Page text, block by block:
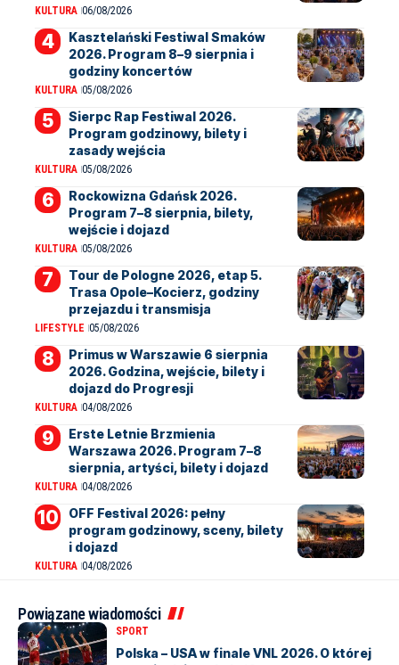
KULTURA 06/08/2026
Kasztelański Festiwal Smaków
2026. Program 8–9 sierpnia i
godziny koncertów
KULTURA 05/08/2026
Sierpc Rap Festiwal 2026.
Program godzinowy, bilety i
zasady wejścia
KULTURA 05/08/2026
Rockowizna Gdańsk 2026.
Program 7–8 sierpnia, bilety,
wejście i dojazd
KULTURA 05/08/2026
Tour de Pologne 2026, etap 5.
Trasa Opole–Kocierz, godziny
przejazdu i transmisja
LIFESTYLE 05/08/2026
Primus w Warszawie 6 sierpnia
2026. Godzina, wejście, bilety i
dojazd do Progresji
KULTURA 04/08/2026
Erste Letnie Brzmienia
Warszawa 2026. Program 7–8
sierpnia, artyści, bilety i dojazd
KULTURA 04/08/2026
OFF Festival 2026: pełny
program godzinowy, sceny, bilety
i dojazd
KULTURA 04/08/2026
Powiązane wiadomości
SPORT
Polska – USA w finale VNL 2026. O której